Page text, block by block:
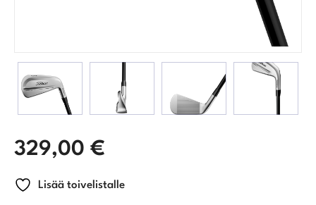
329,00 €
Lisää toivelistalle